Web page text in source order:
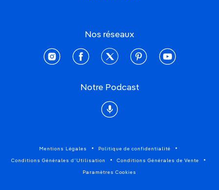
Nos réseaux
instagramfacebooktwitter pinterestyoutube
Notre Podcast
Podcast
Mentions Légales Politique de confidentialité
Conditions Générales d'Utilisation Conditions Générales de Vente
Paramètres Cookies